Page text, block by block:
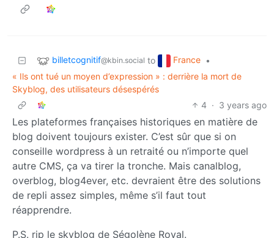
billetcognitif@kbin.social to France •
« Ils ont tué un moyen d’expression » : derrière la mort de
Skyblog, des utilisateurs désespérés
4 · 3 years ago
Les plateformes françaises historiques en matière de
blog doivent toujours exister. C’est sûr que si on
conseille wordpress à un retraité ou n’importe quel
autre CMS, ça va tirer la tronche. Mais canalblog,
overblog, blog4ever, etc. devraient être des solutions
de repli assez simples, même s’il faut tout
réapprendre.
P.S. rip le skyblog de Ségolène Royal.